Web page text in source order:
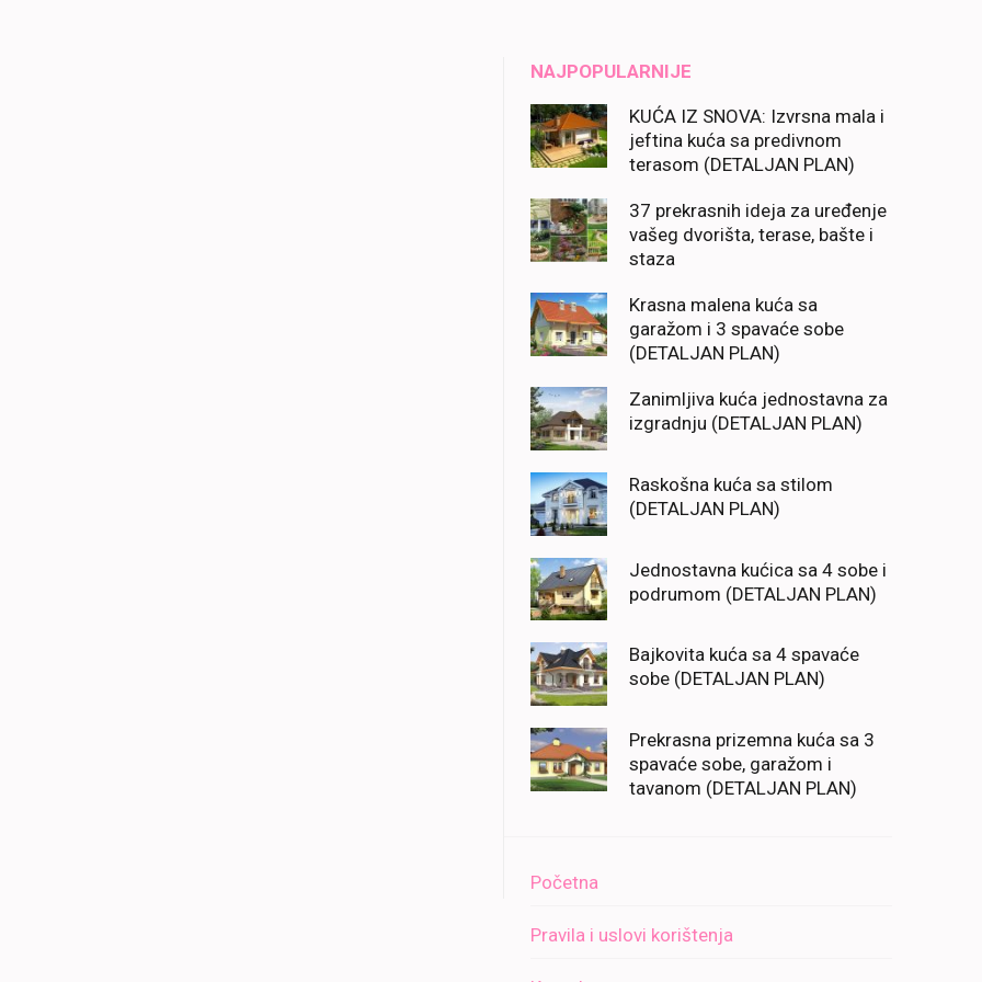
NAJPOPULARNIJE
KUĆA IZ SNOVA: Izvrsna mala i
jeftina kuća sa predivnom
terasom (DETALJAN PLAN)
37 prekrasnih ideja za uređenje
vašeg dvorišta, terase, bašte i
staza
Krasna malena kuća sa
garažom i 3 spavaće sobe
(DETALJAN PLAN)
Zanimljiva kuća jednostavna za
izgradnju (DETALJAN PLAN)
Raskošna kuća sa stilom
(DETALJAN PLAN)
Jednostavna kućica sa 4 sobe i
podrumom (DETALJAN PLAN)
Bajkovita kuća sa 4 spavaće
sobe (DETALJAN PLAN)
Prekrasna prizemna kuća sa 3
spavaće sobe, garažom i
tavanom (DETALJAN PLAN)
Početna
Pravila i uslovi korištenja